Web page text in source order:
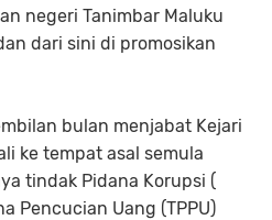
negeri Tanimbar Maluku
dari sini di promosikan
bulan menjabat Kejari
ke tempat asal semula
tindak Pidana Korupsi (
Pencucian Uang (TPPU)